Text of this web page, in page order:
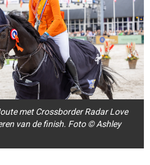
met Crossborder Radar Love
van de finish. Foto © Ashley